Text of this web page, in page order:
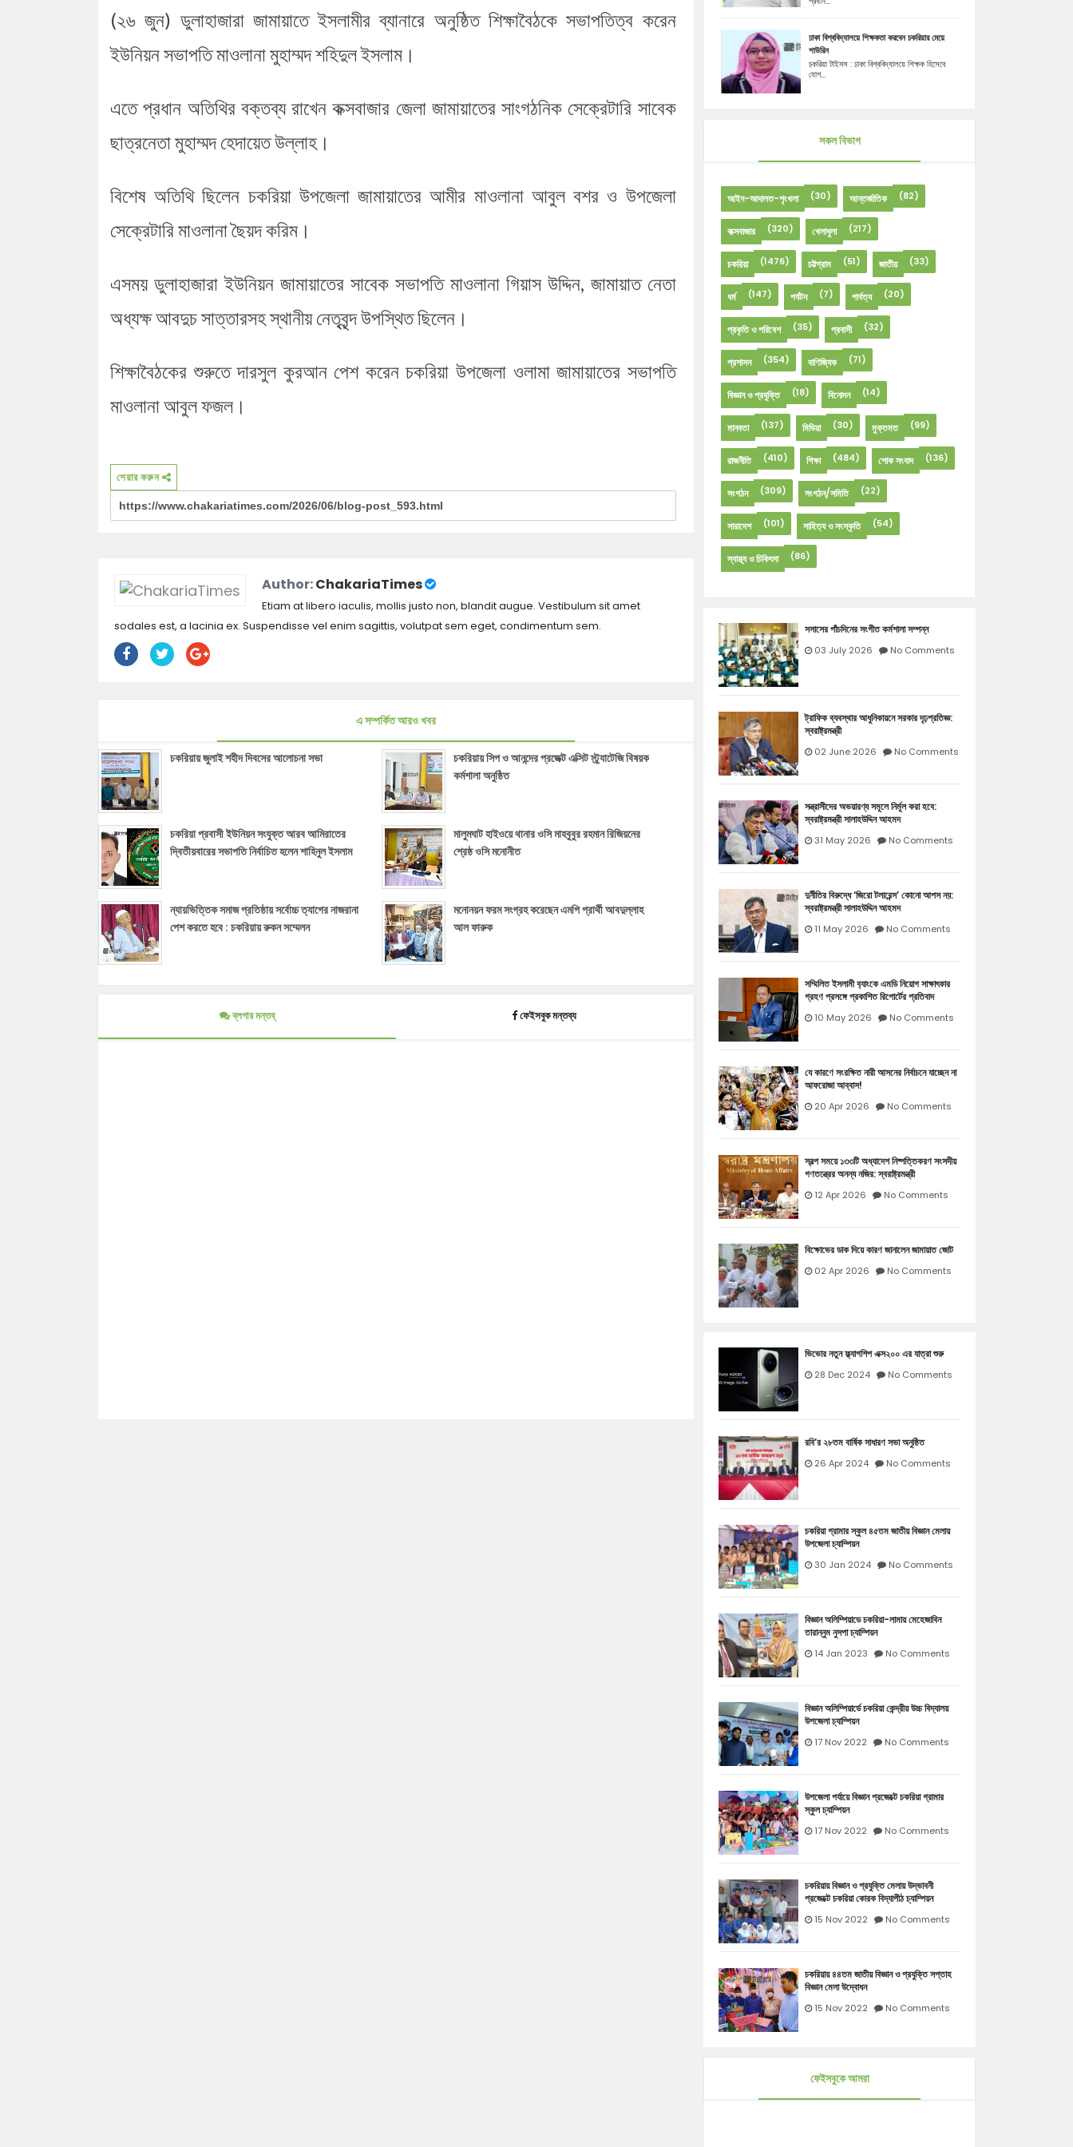
(২৬ জুন) ডুলাহাজারা জামায়াতে ইসলামীর ব্যানারে অনুষ্ঠিত শিক্ষাবৈঠকে সভাপতিত্ব করেন
ইউনিয়ন সভাপতি মাওলানা মুহাম্মদ শহিদুল ইসলাম।
এতে প্রধান অতিথির বক্তব্য রাখেন কক্সবাজার জেলা জামায়াতের সাংগঠনিক সেক্রেটারি সাবেক
ছাত্রনেতা মুহাম্মদ হেদায়েত উল্লাহ।
বিশেষ অতিথি ছিলেন চকরিয়া উপজেলা জামায়াতের আমীর মাওলানা আবুল বশর ও উপজেলা
সেক্রেটারি মাওলানা ছৈয়দ করিম।
এসময় ডুলাহাজারা ইউনিয়ন জামায়াতের সাবেক সভাপতি মাওলানা গিয়াস উদ্দিন, জামায়াত নেতা
অধ্যক্ষ আবদুচ সাত্তারসহ স্থানীয় নেতৃবৃন্দ উপস্থিত ছিলেন।
শিক্ষাবৈঠকের শুরুতে দারসুল কুরআন পেশ করেন চকরিয়া উপজেলা ওলামা জামায়াতের সভাপতি
মাওলানা আবুল ফজল।
শেয়ার করুন
Author:ChakariaTimes
Etiam at libero iaculis, mollis justo non, blandit augue. Vestibulum sit amet
sodales est, a lacinia ex. Suspendisse vel enim sagittis, volutpat sem eget, condimentum sem.
এ সম্পর্কিত আরও খবর
চকরিয়ায় জুলাই শহীদ দিবসের আলোচনা সভা
চকরিয়ায় সিপ ও আনন্দের প্রজেক্ট এক্সিট স্ট্র্যাটেজি বিষয়ক
কর্মশালা অনুষ্ঠিত
চকরিয়া প্রবাসী ইউনিয়ন সংযুক্ত আরব আমিরাতের
দ্বিতীয়বারের সভাপতি নির্বাচিত হলেন শাহিনুল ইসলাম
মালুমঘাট হাইওয়ে থানার ওসি মাহবুবুর রহমান রিজিয়নের
শ্রেষ্ঠ ওসি মনোনীত
ন্যায়ভিত্তিক সমাজ প্রতিষ্ঠায় সর্বোচ্চ ত্যাগের নাজরানা
পেশ করতে হবে : চকরিয়ায় রুকন সম্মেলন
মনোনয়ন ফরম সংগ্রহ করেছেন এমপি প্রার্থী আবদুল্লাহ
আল ফারুক
ব্লগার মন্তব্ ফেইসবুক মন্তব্য
ঢাকা বিশ্ববিদ্যালয়ে শিক্ষকতা করবেন চকরিয়ার মেয়ে
শাউরিন
চকরিয়া টাইমস : ঢাকা বিশ্ববিদ্যালয়ে শিক্ষক হিসেবে
যোগ...
সকল বিভাগ
আইন-আদালত-শৃংখলা (30) আন্তর্জাতিক (82)
কক্সবাজার (320) খেলাধুলা (217)
চকরিয়া (1476) চট্টগ্রাম (51) জাতীয় (33)
ধর্ম (147) পর্যটন (7) পার্বত্য (20)
প্রকৃতি ও পরিবেশ (35) প্রবাসী (32)
প্রশাসন (354) বাণিজ্যিক (71)
বিজ্ঞান ও প্রযুক্তি (18) বিনোদন (14)
মানবতা (137) মিডিয়া (30) মুক্তমত (99)
রাজনীতি (410) শিক্ষা (484) শোক সংবাদ (136)
সংগঠন (309) সংগঠন/সমিতি (22)
সারাদেশ (101) সাহিত্য ও সংস্কৃতি (54)
স্বাস্থ্য ও চিকিৎসা (86)
সসাসের পাঁচদিনের সংগীত কর্মশালা সম্পন্ন
03 July 2026 No Comments
ট্রাফিক ব্যবস্থার আধুনিকায়নে সরকার দৃঢ়প্রতিজ্ঞ:
স্বরাষ্ট্রমন্ত্রী
02 June 2026 No Comments
সন্ত্রাসীদের অভয়ারণ্য সমূলে নির্মূল করা হবে:
স্বরাষ্ট্রমন্ত্রী সালাহউদ্দিন আহমদ
31 May 2026 No Comments
দুর্নীতির বিরুদ্ধে ‘জিরো টলারেন্স’ কোনো আপস নয়:
স্বরাষ্ট্রমন্ত্রী সালাহউদ্দিন আহমদ
11 May 2026 No Comments
সম্মিলিত ইসলামী ব‍্যাংকে এমডি নিয়োগ সাক্ষাৎকার
গ্রহণ প্রসঙ্গে প্রকাশিত রিপোর্টের প্রতিবাদ
10 May 2026 No Comments
যে কারণে সংরক্ষিত নারী আসনের নির্বাচনে যাচ্ছেন না
আফরোজা আব্বাস!
20 Apr 2026 No Comments
স্বল্প সময়ে ১৩৩টি অধ্যাদেশ নিষ্পত্তিকরণ সংসদীয়
গণতন্ত্রের অনন্য নজির: স্বরাষ্ট্রমন্ত্রী
12 Apr 2026 No Comments
বিক্ষোভের ডাক দিয়ে কারণ জানালেন জামায়াত জোট
02 Apr 2026 No Comments
ভিভোর নতুন ফ্ল্যাগশিপ এক্স২০০ এর যাত্রা শুরু
28 Dec 2024 No Comments
রবি’র ২৮তম বার্ষিক সাধারণ সভা অনুষ্ঠিত
26 Apr 2024 No Comments
চকরিয়া গ্রামার স্কুল ৪৫তম জাতীয় বিজ্ঞান মেলায়
উপজেলা চ্যাম্পিয়ন
30 Jan 2024 No Comments
বিজ্ঞান অলিম্পিয়াডে চকরিয়া-লামায় মেহেজাবিন
তারান্নুম নুসপা চ্যাম্পিয়ন
14 Jan 2023 No Comments
বিজ্ঞান অলিম্পিয়ার্ডে চকরিয়া কেন্দ্রীয় উচ্চ বিদ্যালয়
উপজেলা চ্যাম্পিয়ন
17 Nov 2022 No Comments
উপজেলা পর্যায়ে বিজ্ঞান প্রজেক্টে চকরিয়া গ্রামার
স্কুল চ্যাম্পিয়ন
17 Nov 2022 No Comments
চকরিয়ায় বিজ্ঞান ও প্রযুক্তি মেলায় উদ্ভাবনী
প্রজেক্টে চকরিয়া কোরক বিদ্যাপীঠ চ্যাম্পিয়ন
15 Nov 2022 No Comments
চকরিয়ায় ৪৪তম জাতীয় বিজ্ঞান ও প্রযুক্তি সপ্তাহ
বিজ্ঞান মেলা উদ্বোধন
15 Nov 2022 No Comments
ফেইসবুকে আমরা